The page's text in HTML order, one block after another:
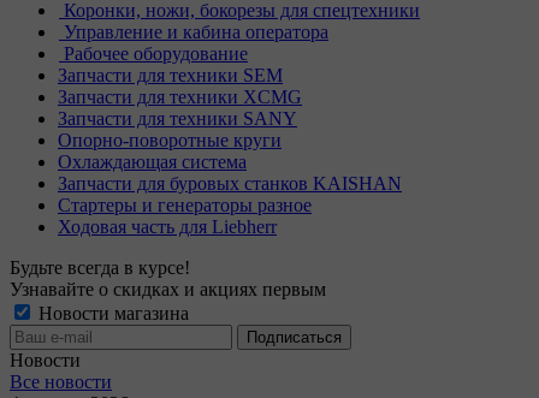
Коронки, ножи, бокорезы для спецтехники
Управление и кабина оператора
Рабочее оборудование
Запчасти для техники SEM
Запчасти для техники XCMG
Запчасти для техники SANY
Опорно-поворотные круги
Охлаждающая система
Запчасти для буровых станков KAISHAN
Стартеры и генераторы разное
Ходовая часть для Liebherr
Будьте всегда в курсе!
Узнавайте о скидках и акциях первым
Новости магазина
Новости
Все новости